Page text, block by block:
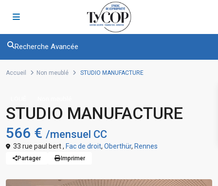
Recherche Avancée
Accueil Non meublé STUDIO MANUFACTURE
STUDIO MANUFACTURE
566 € /mensuel CC
33 rue paul bert , Fac de droit, Oberthür, Rennes
Partager Imprimer